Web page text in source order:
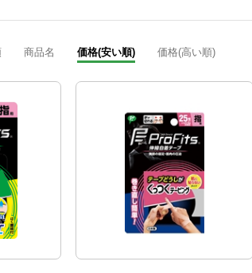
商品名 価格(安い順) 価格(高い順)